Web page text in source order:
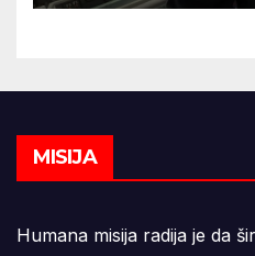
MISIJA
Humana misija radija je da